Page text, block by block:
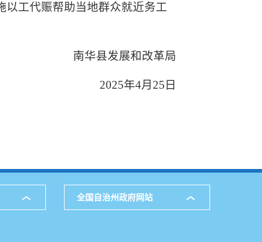
工代赈帮助当地群众就近务工
南华县发展和改革局
2025年4月25日
全国自治州政府网站